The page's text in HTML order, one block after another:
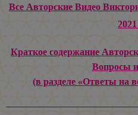
Все Авторские Видео
2021
Краткое содержание
Вопросы
(в разделе «Ответы на